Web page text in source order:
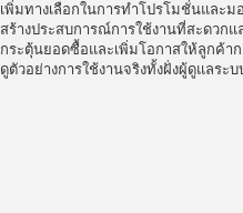
เพิ่มทางเลือกในการทำโปรโมชั่นและม
สร้างประสบการณ์การใช้งานที่สะดวก
กระตุ้นยอดซื้อและเพิ่มโอกาสให้ลูกค้า
ดูตัวอย่างการใช้งานจริงทั้งฝั่งผู้ดูแลระ